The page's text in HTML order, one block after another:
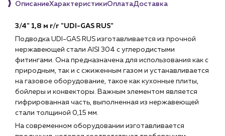
sales@profpotok.ru
г. Краснодар, ул. Российская, 63
ОписаниеХарактеристикиОплатаДоставка
3/4" 1,8 м г/г "UDI-GAS RUS"
Подводка UDI-GAS RUS изготавливается из прочной
нержавеющей стали AISI 304 с углеродистыми
фитингами. Она предназначена для использования как с
природным, так и с сжиженным газом и устанавливается
на газовое оборудование, такое как кухонные плиты,
бойлеры и конвекторы. Важным элементом является
гифрированная часть, выполненная из нержавеющей
стали толщиной 0,15 мм.
На современном оборудовании изготавливается